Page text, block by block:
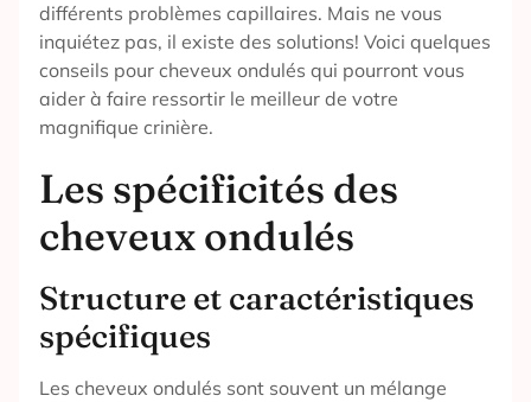
différents problèmes capillaires. Mais ne vous
inquiétez pas, il existe des solutions! Voici quelques
conseils pour cheveux ondulés qui pourront vous
aider à faire ressortir le meilleur de votre
magnifique crinière.
Les spécificités des
cheveux ondulés
Structure et caractéristiques
spécifiques
Les cheveux ondulés sont souvent un mélange